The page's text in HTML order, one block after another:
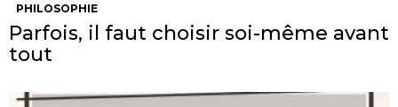
PHILOSOPHIE
Parfois, il faut choisir soi-même avant
tout